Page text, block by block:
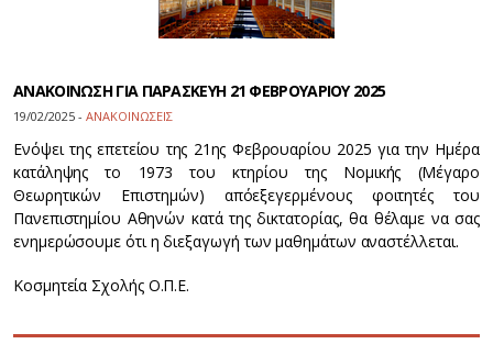
ΑΝΑΚΟΙΝΩΣΗ ΓΙΑ ΠΑΡΑΣΚΕΥΗ 21 ΦΕΒΡΟΥΑΡΙΟΥ 2025
19/02/2025 - ΑΝΑΚΟΙΝΩΣΕΙΣ
Ενόψει της επετείου της 21ης Φεβρουαρίου 2025 για την Ημέρα
κατάληψης το 1973 του κτηρίου της Νομικής (Μέγαρο
Θεωρητικών Επιστημών) απόεξεγερμένους φοιτητές του
Πανεπιστημίου Αθηνών κατά της δικτατορίας, θα θέλαμε να σας
ενημερώσουμε ότι η διεξαγωγή των μαθημάτων αναστέλλεται.
Κοσμητεία Σχολής Ο.Π.Ε.